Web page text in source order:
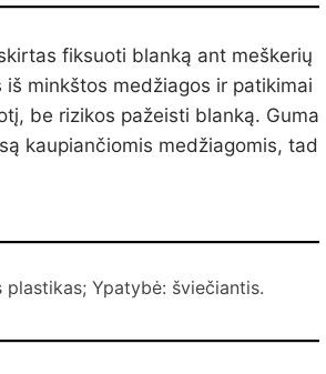
fiksuoti blanką ant meškerių
iš minkštos medžiagos ir patikimai
be rizikos pažeisti blanką. Guma
kaupiančiomis medžiagomis, tad
plastikas; Ypatybė: šviečiantis.